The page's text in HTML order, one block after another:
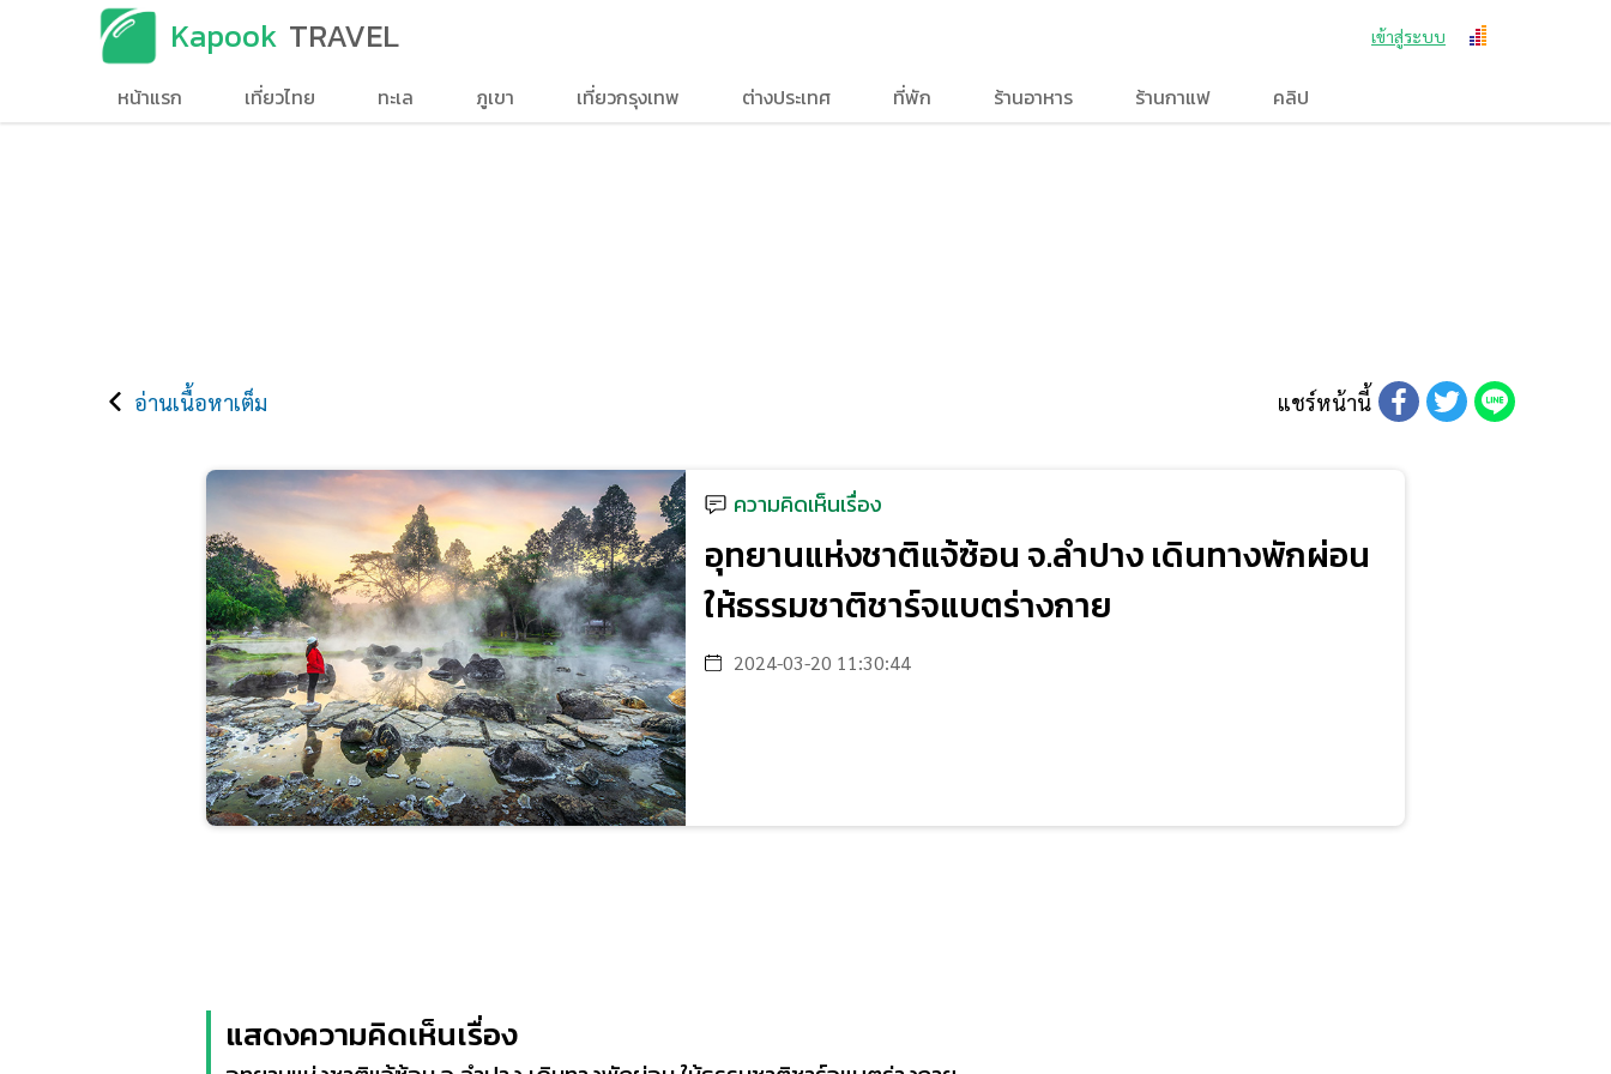
Kapook TRAVEL เข้าสู่ระบบ
หน้าแรก เที่ยวไทย ทะเล ภูเขา เที่ยวกรุงเทพ ต่างประเทศ ที่พัก ร้านอาหาร ร้านกาแฟ คลิป
อ่านเนื้อหาเต็ม แชร์หน้านี้
ความคิดเห็นเรื่อง
อุทยานแห่งชาติแจ้ซ้อน จ.ลำปาง เดินทางพักผ่อน
ให้ธรรมชาติชาร์จแบตร่างกาย
2024-03-20 11:30:44
แสดงความคิดเห็นเรื่อง